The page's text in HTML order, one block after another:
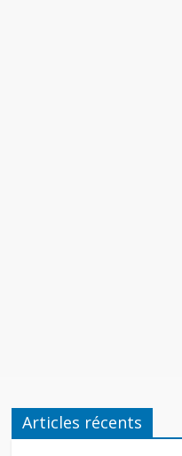
Articles récents